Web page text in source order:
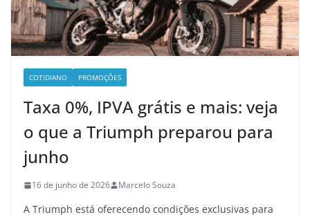
COTIDIANO PROMOÇÕES
Taxa 0%, IPVA grátis e mais: veja
o que a Triumph preparou para
junho
16 de junho de 2026 Marcelo Souza
A Triumph está oferecendo condições exclusivas para